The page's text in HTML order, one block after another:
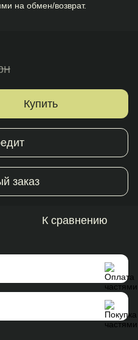
на обмен/возврат.
Купить
заказ
К сравнению